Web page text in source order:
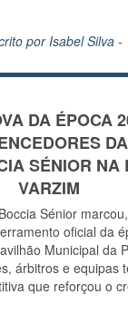
porIsabel Silva -
DA ÉPOCA
SÉNIOR NA
VARZIM
Sénior
oficial da
Municipal da
árbitros e equipas
que reforçou o